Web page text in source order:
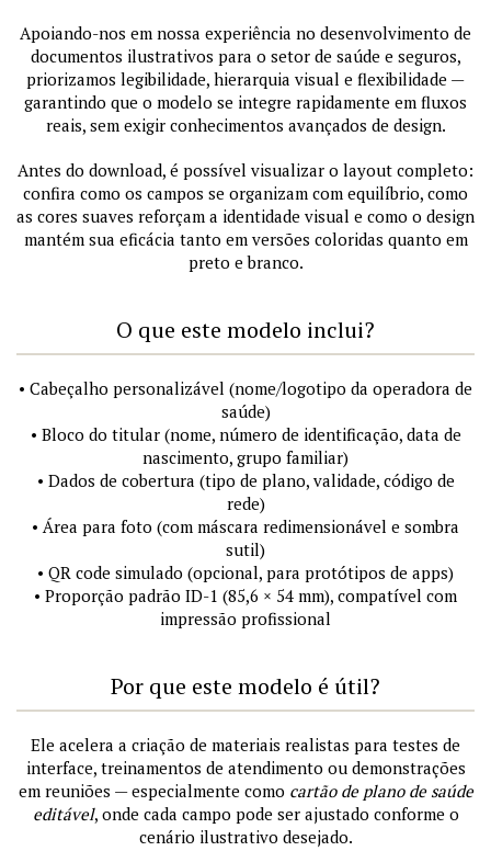
Apoiando-nos em nossa experiência no desenvolvimento de
documentos ilustrativos para o setor de saúde e seguros,
priorizamos legibilidade, hierarquia visual e flexibilidade —
garantindo que o modelo se integre rapidamente em fluxos
reais, sem exigir conhecimentos avançados de design.
Antes do download, é possível visualizar o layout completo:
confira como os campos se organizam com equilíbrio, como
as cores suaves reforçam a identidade visual e como o design
mantém sua eficácia tanto em versões coloridas quanto em
preto e branco.
O que este modelo inclui?
• Cabeçalho personalizável (nome/logotipo da operadora de
saúde)
• Bloco do titular (nome, número de identificação, data de
nascimento, grupo familiar)
• Dados de cobertura (tipo de plano, validade, código de
rede)
• Área para foto (com máscara redimensionável e sombra
sutil)
• QR code simulado (opcional, para protótipos de apps)
• Proporção padrão ID-1 (85,6 × 54 mm), compatível com
impressão profissional
Por que este modelo é útil?
Ele acelera a criação de materiais realistas para testes de
interface, treinamentos de atendimento ou demonstrações
em reuniões — especialmente como cartão de plano de saúde
editável, onde cada campo pode ser ajustado conforme o
cenário ilustrativo desejado.